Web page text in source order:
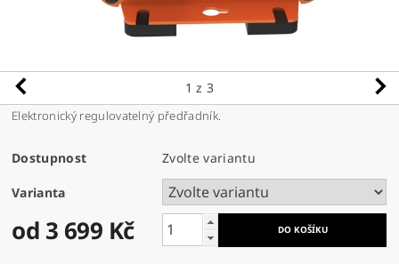
1 z 3
Elektronický regulovatelný předřadník.
Dostupnost Zvolte variantu
Varianta
od 3 699 Kč